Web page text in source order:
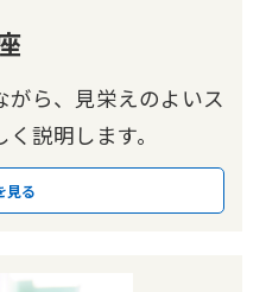
ら、見栄えのよいス
説明します。
見る